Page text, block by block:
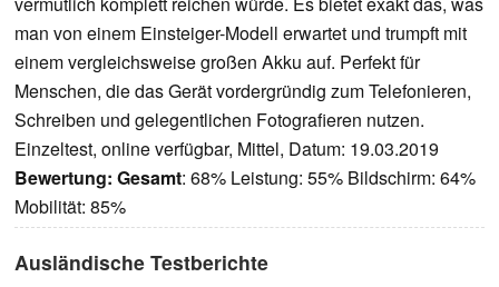
man von einem Einsteiger-Modell erwartet und trumpft mit
einem vergleichsweise großen Akku auf. Perfekt für
Menschen, die das Gerät vordergründig zum Telefonieren,
Schreiben und gelegentlichen Fotografieren nutzen.
Einzeltest, online verfügbar, Mittel, Datum: 19.03.2019
Bewertung: Gesamt: 68% Leistung: 55% Bildschirm: 64%
Mobilität: 85%
Ausländische Testberichte